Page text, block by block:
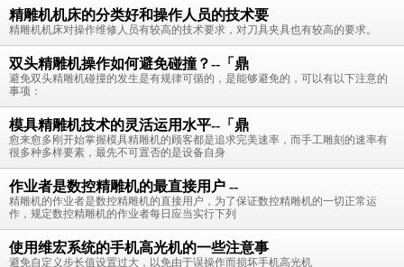
精雕机机床的分类好和操作人员的技术要
精雕机机床对操作维修人员有较高的技术要求，对刀具夹具也有较高的要求。
双头精雕机操作如何避免碰撞？--「鼎
避免双头精雕机碰撞的发生是有规律可循的，是能够避免的，可以有以下注意的
事项：
模具精雕机技术的灵活运用水平--「鼎
愈来愈多刚开始掌握模具精雕机的顾客都是追求完美速率，而手工雕刻的速率有
很多种多样要素，最先不可置否的是设备自身
作业者是数控精雕机的最直接用户 --
精雕机的作业者是数控精雕机的直接用户，为了保证数控精雕机的一切正常运
作，规定数控精雕机的作业者每日应当实行下列
使用维宏系统的手机高光机的一些注意事
避免自定义步长值设置过大，以免由于误操作而损坏手机高光机